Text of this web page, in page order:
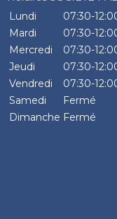
Lundi
07:30-
Mardi
07:30-
Mercredi
07:30-
Jeudi
07:30-
Vendredi
07:30-
Samedi
Fermé
Dimanche Fermé